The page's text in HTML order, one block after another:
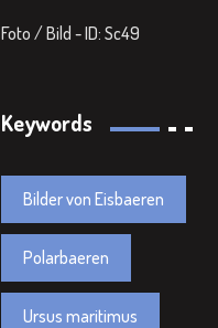
Foto / Bild - ID: Sc49
Keywords
Bilder von Eisbaeren
Polarbaeren
Ursus maritimus